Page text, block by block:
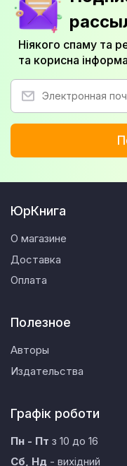
Ніякого спаму та
та корисна
ЮрКнига
О магазине
Доставка
Оплата
Полезное
Авторы
Издательства
Графік роботи
Пн - Пт з 10 до 16
Сб, Нд - вихідний